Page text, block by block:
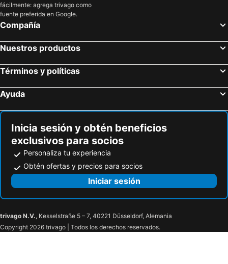
fácilmente: agrega trivago como
fuente preferida en Google.
Compañía
Nuestros productos
Términos y políticas
Ayuda
Inicia sesión y obtén beneficios
exclusivos para socios
Personaliza tu experiencia
Obtén ofertas y precios para socios
Iniciar sesión
trivago N.V., Kesselstraße 5 – 7, 40221 Düsseldorf, Alemania
Copyright 2026 trivago | Todos los derechos reservados.